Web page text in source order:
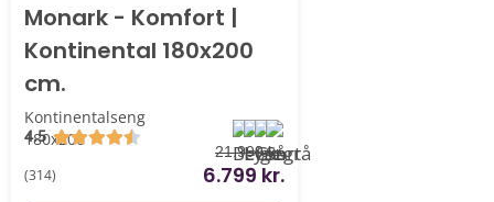
Monark - Komfort |
Kontinental 180x200
cm.
Kontinentalseng
180x200
4.5
(314)
21.999 kr.
6.799 kr.